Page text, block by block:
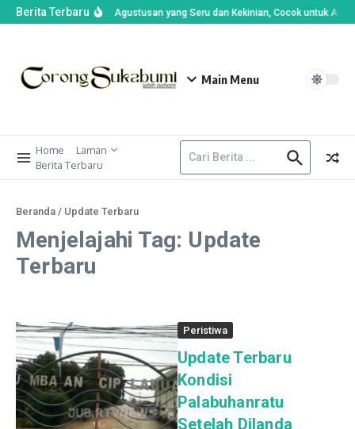
Berita TerbaruIde Lomba Agustusan yang Seru dan Kekinian, Cocok untuk
Main Menu
Home
Laman
Berita Terbaru
Beranda / Update Terbaru
Menjelajahi Tag: Update
Terbaru
Peristiwa
Update Terbaru
Kondisi
Palabuhanratu
Setelah Dilanda